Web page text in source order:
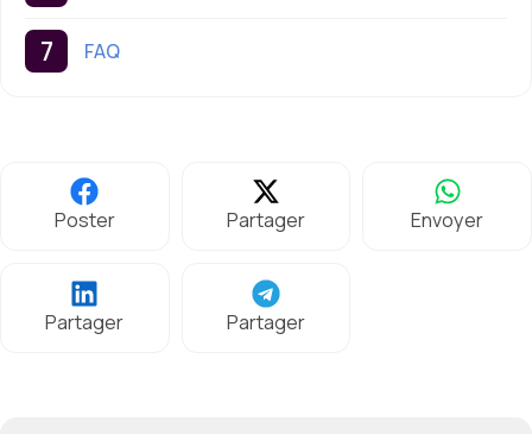
FAQ
Poster Partager Envoyer
Partager Partager